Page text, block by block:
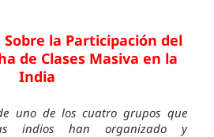
la Participación del
de Clases Masiva en la
India
uno de los cuatro grupos que
indios han organizado y